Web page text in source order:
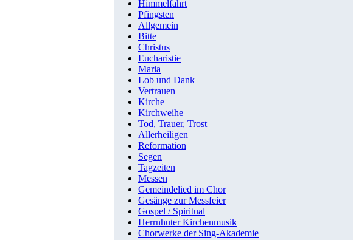
Himmelfahrt
Pfingsten
Allgemein
Bitte
Christus
Eucharistie
Maria
Lob und Dank
Vertrauen
Kirche
Kirchweihe
Tod, Trauer, Trost
Allerheiligen
Reformation
Segen
Tagzeiten
Messen
Gemeindelied im Chor
Gesänge zur Messfeier
Gospel / Spiritual
Herrnhuter Kirchenmusik
Chorwerke der Sing-Akademie